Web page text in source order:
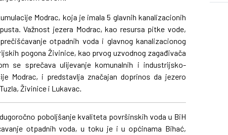
Modrac, koja je imala 5 glavnih kanalizacionih
Važnost jezera Modrac, kao resursa pitke vode,
otpadnih voda i glavnog kanalizacionog
pogona Živinice, kao prvog uzvodnog zagađivača
se sprečava ulijevanje komunalnih i industrijsko-
Modrac, i predstavlja značajan doprinos da jezero
Živinice i Lukavac.
poboljšanje kvaliteta površinskih voda u BiH
otpadnih voda, u toku je i u općinama Bihać,